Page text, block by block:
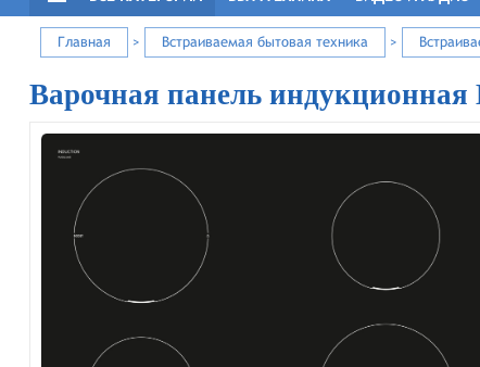
Главная > Встраиваемая бытовая техника >
Варочная панель